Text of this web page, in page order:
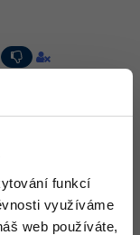
funkcí
využíváme
web používáte,
20.4.2014 18:13
toupper() - (zmeň